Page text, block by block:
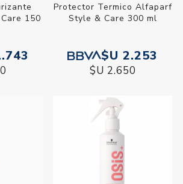
150
Protector Termico Alfaparf
Style & Care 300 ml
$U 2.253
$U 2.650